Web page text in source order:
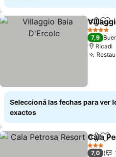
4 Estrellas
7,9
Ricadi
Seleccioná las fechas para ver
exactos
Cala
3 Estrellas
7,0